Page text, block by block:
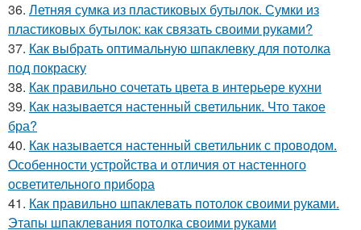
36. Летняя сумка из пластиковых бутылок. Сумки из
пластиковых бутылок: как связать своими руками?
37. Как выбрать оптимальную шпаклевку для потолка
под покраску
38. Как правильно сочетать цвета в интерьере кухни
39. Как называется настенный светильник. Что такое
бра?
40. Как называется настенный светильник с проводом.
Особенности устройства и отличия от настенного
осветительного прибора
41. Как правильно шпаклевать потолок своими руками.
Этапы шпаклевания потолка своими руками